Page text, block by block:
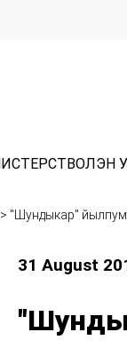
> "Шундыкар"
31 August